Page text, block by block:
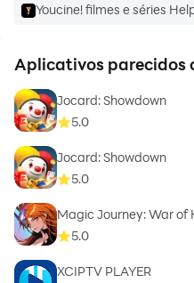
Youcine! filmes e séries
Aplicativos parecidos
Jocard: Showdown
5.0
Jocard: Showdown
5.0
Magic Journey: War of
5.0
XCIPTV PLAYER